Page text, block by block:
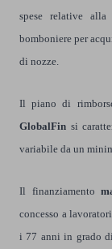
spese relative
bomboniere per
di nozze.
Il piano di
GlobalFin si
variabile da un
Il finanziamento
concesso a
i 77 anni in grado